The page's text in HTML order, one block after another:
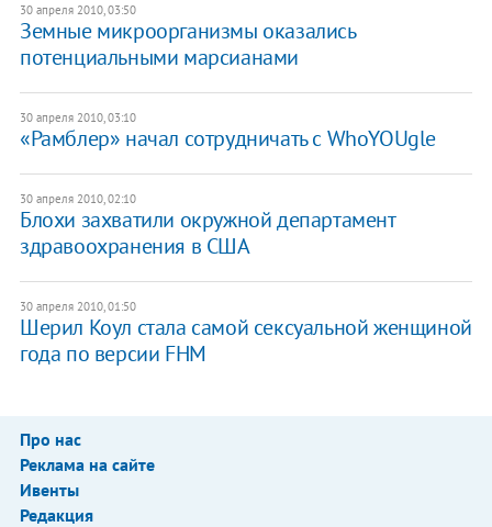
30 апреля 2010, 03:50
Земные микроорганизмы оказались
потенциальными марсианами
30 апреля 2010, 03:10
«Рамблер» начал сотрудничать с WhoYOUgle
30 апреля 2010, 02:10
Блохи захватили окружной департамент
здравоохранения в США
30 апреля 2010, 01:50
Шерил Коул стала самой сексуальной женщиной
года по версии FHM
Про нас
Реклама на сайте
Ивенты
Редакция